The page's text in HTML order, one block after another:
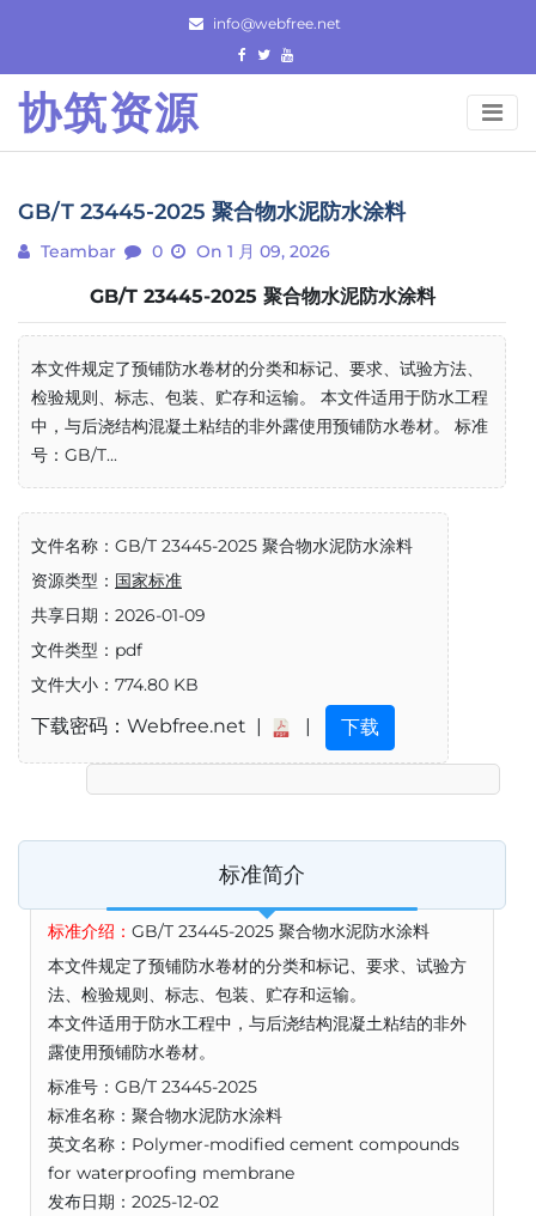
content
info@webfree.net
协筑资源
GB/T 23445-2025 聚合物水泥防水涂料
Teambar 0 On 1 月 09, 2026
GB/T 23445-2025 聚合物水泥防水涂料
本文件规定了预铺防水卷材的分类和标记、要求、试验方法、
检验规则、标志、包装、贮存和运输。 本文件适用于防水工程
中，与后浇结构混凝土粘结的非外露使用预铺防水卷材。 标准
号：GB/T...
文件名称：GB/T 23445-2025 聚合物水泥防水涂料
资源类型： 国家标准
共享日期：2026-01-09
文件类型：pdf
文件大小：774.80 KB
下载密码：Webfree.net | | 下载
标准简介
标准介绍： GB/T 23445-2025 聚合物水泥防水涂料
本文件规定了预铺防水卷材的分类和标记、要求、试验方
法、检验规则、标志、包装、贮存和运输。
本文件适用于防水工程中，与后浇结构混凝土粘结的非外
露使用预铺防水卷材。
标准号：GB/T 23445-2025
标准名称：聚合物水泥防水涂料
英文名称：Polymer-modified cement compounds
for waterproofing membrane
发布日期：2025-12-02